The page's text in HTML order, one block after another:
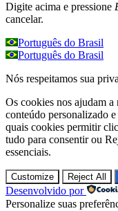
Digite acima e pressione
cancelar.
Português do Brasil
Português do Brasil
Nós respeitamos sua
Os cookies nos ajudam
conteúdo personalizado
quais cookies permitir
tudo para consentir ou
essenciais.
Customize Reject All
Desenvolvido por
Personalize suas